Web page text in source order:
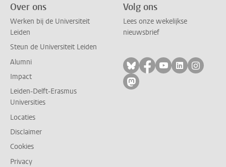
Over ons
Werken bij de Universiteit
Leiden
Steun de Universiteit Leiden
Alumni
Impact
Leiden-Delft-Erasmus
Universities
Locaties
Disclaimer
Cookies
Privacy
Volg ons
Lees onze wekelijkse
nieuwsbrief
Volg ons op bluesky
Volg ons op
Volg ons op
Volg ons
Volg
Volg ons op mastodon